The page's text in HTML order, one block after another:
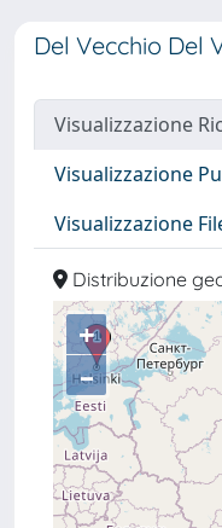
Del Vecchio Del
Visualizzazione
Visualizzazione
Visualizzazione
Distribuzione
+
–